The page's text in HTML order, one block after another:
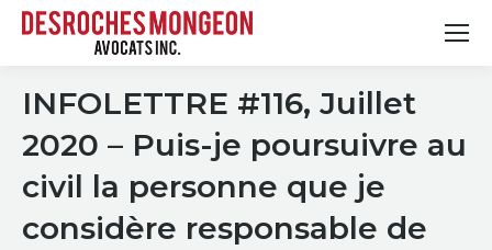
INFOLETTRE #116, Juillet
2020 – Puis-je poursuivre au
civil la personne que je
considère responsable de